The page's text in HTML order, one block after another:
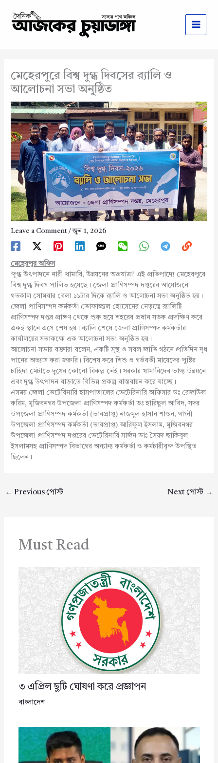
content
মেহেরপুরে বিশ্ব দুগ্ধ দিবসের র‌্যালি ও
আলোচনা সভা অনুষ্ঠিত
Leave a Comment /জুন 1, 2026
মেহেরপুর অফিস
‘দুগ্ধ উৎপাদনে নারী খামারি, উন্নয়নের অগ্রযাত্রা’ এই প্রতিপাদ্যে মেহেরপুরে
বিশ্ব দুগ্ধ দিবস পালিত হয়েছে। জেলা প্রাণিসম্পদ দপ্তরের আয়োজনে
গতকাল সোমবার বেলা ১১টার দিকে র‌্যালি ও আলোচনা সভা অনুষ্ঠিত হয়।
জেলা প্রাণিসম্পদ কর্মকর্তা তোফাজ্জল হোসেনের নেতৃত্বে র‌্যালিটি
প্রাণিসম্পদ দপ্তর প্রাঙ্গণ থেকে শুরু হয়ে শহরের প্রধান সড়ক প্রদক্ষিণ করে
একই স্থানে এসে শেষ হয়। র‌্যালি শেষে জেলা প্রাণিসম্পদ কর্মকর্তার
কার্যালয়ের সভাকক্ষে এক আলোচনা সভা অনুষ্ঠিত হয়।
আলোচনা সভায় বক্তারা বলেন, একটি সুস্থ ও সবল জাতি গঠনে প্রতিদিন দুধ
পানের অভ্যাস করা জরুরি। বিশেষ করে শিশু ও গর্ভবতী মায়েদের পুষ্টির
চাহিদা মেটাতে দুধের কোনো বিকল্প নেই। সরকার খামারিদের ভাগ্য উন্নয়নে
এবং দুগ্ধ উৎপাদন বাড়াতে বিভিন্ন প্রকল্প বাস্তবায়ন করে যাচ্ছে।
এসময় জেলা ভেটেরিনারি হাসপাতালের ভেটেরিনারি অফিসার ডঃ রেজাউল
করিম, মুজিবনগর উপজেলা প্রাণিসম্পদ কর্মকর্তা ডঃ হারিছুল আবিদ, সদর
উপজেলা প্রাণিসম্পদ কর্মকর্তা (ভারপ্রাপ্ত) নাজমুল হাসান শাওন, গাংনী
উপজেলা প্রাণিসম্পদ কর্মকর্তা (ভারপ্রাপ্ত) আরিফুল ইসলাম, মুজিবনগর
উপজেলা প্রাণিসম্পদ দপ্তরের ভেটেরিনারি সার্জন ডাঃ সৈয়দ ছাকিবুল
ইসলামসহ প্রাণিসম্পদ বিভাগের অন্যান্য কর্মকর্তা ও কর্মচারীবৃন্দ উপস্থিত
ছিলেন।
← Previous পোস্ট Next পোস্ট →
Must Read
৩ এপ্রিল ছুটি ঘোষণা করে প্রজ্ঞাপন
বাংলাদেশ